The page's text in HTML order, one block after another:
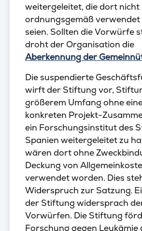
weitergeleitet, die dort nicht
ordnungsgemäß
seien. Sollten die Vorwürfe
droht der Organisation die
Aberkennung der
Die suspendierte
wirft der Stiftung vor,
größerem Umfang ohne
konkreten Projekt-
ein Forschungsinstitut des
Spanien weitergeleitet zu
wären dort ohne
Deckung von
verwendet worden. Dies
Widerspruch zur Satzung.
der Stiftung widersprach
Vorwürfen. Die Stiftung
Forschung gegen Leukämie